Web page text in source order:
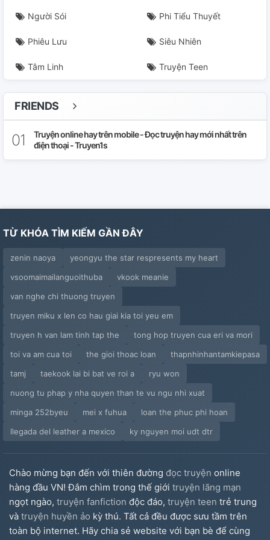
Người Sói Phi Tiểu Thuyết
Phiêu Lưu Siêu Nhiên
Tâm Linh Truyện Teen
FRIENDS
Truyện online hay trên mobile - Đọc truyện hay mới nhất trên
điện thoại - Truyen1s
TỪ KHÓA TÌM KIẾM GẦN ĐÂY
zenin naoya
yeongyu the star respresents my heart
vsoomaimailanguoithuba
vkook meanie
van nghe chi thuong truyen
truyen miku x len co hau giai kia toi yeu em
truyen h van lam tinh tap the
tong hop truyen cua eri va mori
toi va am cua toi
the gioi thoac loan
thapnhinhantamkiepasa
tamj
taekook lai bi bat ve roi a
ryu won
nuong tu phap y nha quyen than te vu ngu nhi xuat
minga 252byeu
mei x fuhua
loan the phuc phi hoan
llegada del leather a mexico
ky nguyen moi udt dtr
Chào mừng bạn đến với thiên đường đọc truyện online
hàng đầu VN! Đắm chìm trong thế giới truyện lãng mạn
ngọt ngào, truyện fanfiction độc đáo, truyện teen trẻ trung
và truyện huyền ảo kỳ thú. Tất cả đều được sưu tầm trên
toàn bộ internet. Hãy chia sẻ website với bạn bè để cùng